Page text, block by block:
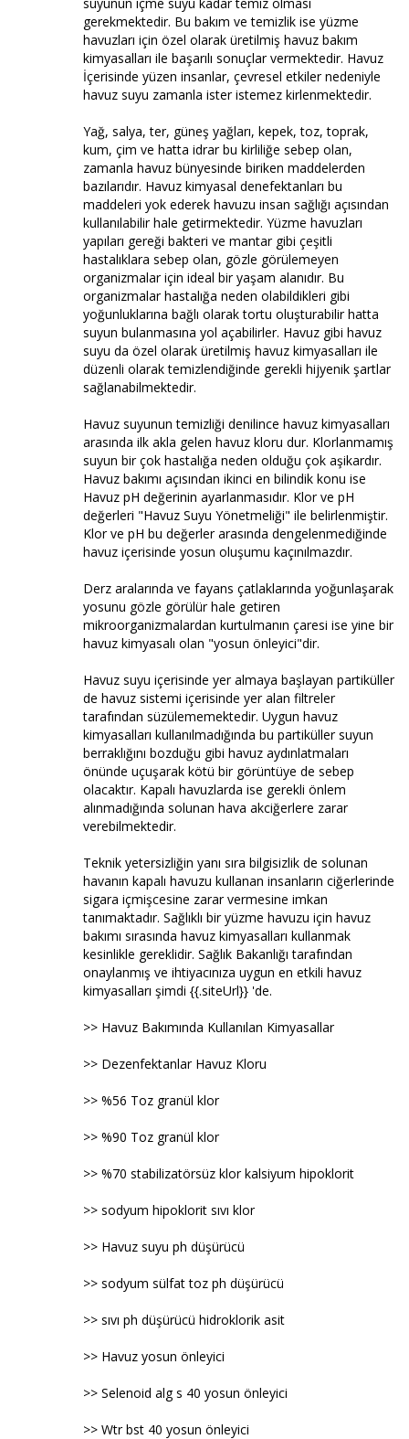
gerekmektedir. Bu bakım ve temizlik ise yüzme
havuzları için özel olarak üretilmiş havuz bakım
kimyasalları ile başarılı sonuçlar vermektedir. Havuz
İçerisinde yüzen insanlar, çevresel etkiler nedeniyle
havuz suyu zamanla ister istemez kirlenmektedir.
Yağ, salya, ter, güneş yağları, kepek, toz, toprak,
kum, çim ve hatta idrar bu kirliliğe sebep olan,
zamanla havuz bünyesinde biriken maddelerden
bazılarıdır. Havuz kimyasal denefektanları bu
maddeleri yok ederek havuzu insan sağlığı açısından
kullanılabilir hale getirmektedir. Yüzme havuzları
yapıları gereği bakteri ve mantar gibi çeşitli
hastalıklara sebep olan, gözle görülemeyen
organizmalar için ideal bir yaşam alanıdır. Bu
organizmalar hastalığa neden olabildikleri gibi
yoğunluklarına bağlı olarak tortu oluşturabilir hatta
suyun bulanmasına yol açabilirler. Havuz gibi havuz
suyu da özel olarak üretilmiş havuz kimyasalları ile
düzenli olarak temizlendiğinde gerekli hijyenik şartlar
sağlanabilmektedir.
Havuz suyunun temizliği denilince havuz kimyasalları
arasında ilk akla gelen havuz kloru dur. Klorlanmamış
suyun bir çok hastalığa neden olduğu çok aşikardır.
Havuz bakımı açısından ikinci en bilindik konu ise
Havuz pH değerinin ayarlanmasıdır. Klor ve pH
değerleri "Havuz Suyu Yönetmeliği" ile belirlenmiştir.
Klor ve pH bu değerler arasında dengelenmediğinde
havuz içerisinde yosun oluşumu kaçınılmazdır.
Derz aralarında ve fayans çatlaklarında yoğunlaşarak
yosunu gözle görülür hale getiren
mikroorganizmalardan kurtulmanın çaresi ise yine bir
havuz kimyasalı olan "yosun önleyici"dir.
Havuz suyu içerisinde yer almaya başlayan partiküller
de havuz sistemi içerisinde yer alan filtreler
tarafından süzülememektedir. Uygun havuz
kimyasalları kullanılmadığında bu partiküller suyun
berraklığını bozduğu gibi havuz aydınlatmaları
önünde uçuşarak kötü bir görüntüye de sebep
olacaktır. Kapalı havuzlarda ise gerekli önlem
alınmadığında solunan hava akciğerlere zarar
verebilmektedir.
Teknik yetersizliğin yanı sıra bilgisizlik de solunan
havanın kapalı havuzu kullanan insanların ciğerlerinde
sigara içmişcesine zarar vermesine imkan
tanımaktadır. Sağlıklı bir yüzme havuzu için havuz
bakımı sırasında havuz kimyasalları kullanmak
kesinlikle gereklidir. Sağlık Bakanlığı tarafından
onaylanmış ve ihtiyacınıza uygun en etkili havuz
kimyasalları şimdi {{.siteUrl}} 'de.
>> Havuz Bakımında Kullanılan Kimyasallar
>> Dezenfektanlar Havuz Kloru
>> %56 Toz granül klor
>> %90 Toz granül klor
>> %70 stabilizatörsüz klor kalsiyum hipoklorit
>> sodyum hipoklorit sıvı klor
>> Havuz suyu ph düşürücü
>> sodyum sülfat toz ph düşürücü
>> sıvı ph düşürücü hidroklorik asit
>> Havuz yosun önleyici
>> Selenoid alg s 40 yosun önleyici
>> Wtr bst 40 yosun önleyici